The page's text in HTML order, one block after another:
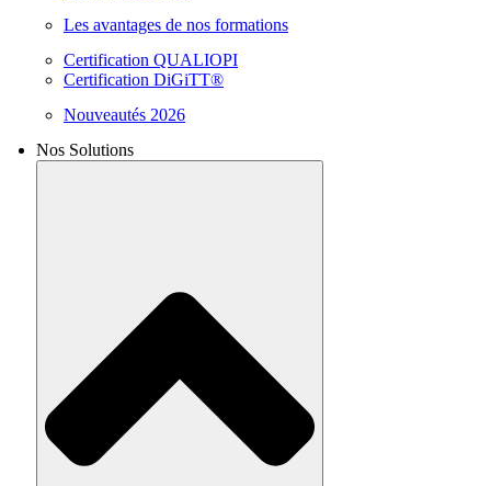
Les avantages de nos formations
Certification QUALIOPI
Certification DiGiTT®
Nouveautés 2026
Nos Solutions